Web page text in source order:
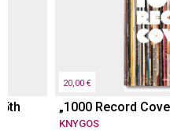
20,00 €
„1000 Record
KNYGOS